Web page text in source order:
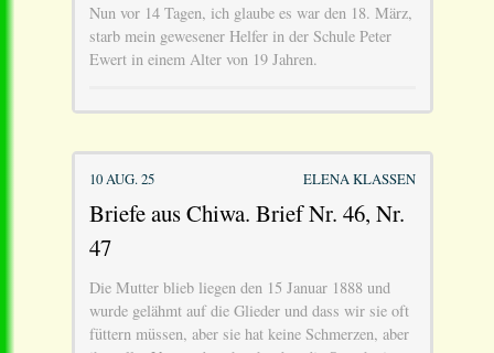
Nun vor 14 Tagen, ich glaube es war den 18. März,
starb mein gewesener Helfer in der Schule Peter
Ewert in einem Alter von 19 Jahren.
10 AUG. 25 ELENA KLASSEN
Briefe aus Chiwa. Brief Nr. 46, Nr.
47
Die Mutter blieb liegen den 15 Januar 1888 und
wurde gelähmt auf die Glieder und dass wir sie oft
füttern müssen, aber sie hat keine Schmerzen, aber